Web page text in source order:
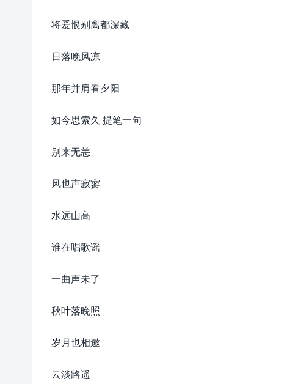
将爱恨别离都深藏
日落晚风凉
那年并肩看夕阳
如今思索久 提笔一句
别来无恙
风也声寂寥
水远山高
谁在唱歌谣
一曲声未了
秋叶落晚照
岁月也相邀
云淡路遥